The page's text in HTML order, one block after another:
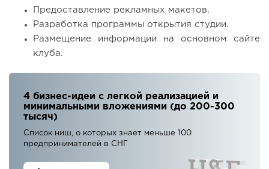
Предоставление рекламных макетов.
Разработка программы открытия студии.
Размещение информации на основном сайте
клуба.
4 бизнес-идеи с легкой реализацией и
минимальными вложениями (до 200-300
тысяч)
Список ниш, о которых знает меньше 100
предпринимателей в СНГ